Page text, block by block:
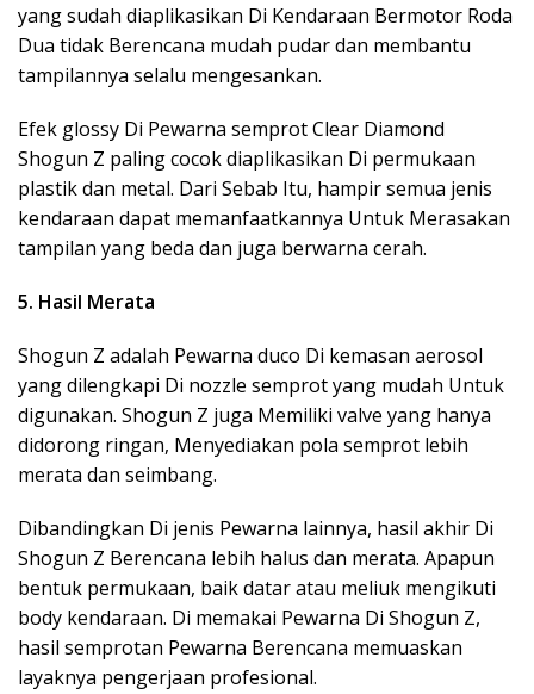
yang sudah diaplikasikan Di Kendaraan Bermotor Roda
Dua tidak Berencana mudah pudar dan membantu
tampilannya selalu mengesankan.
Efek glossy Di Pewarna semprot Clear Diamond
Shogun Z paling cocok diaplikasikan Di permukaan
plastik dan metal. Dari Sebab Itu, hampir semua jenis
kendaraan dapat memanfaatkannya Untuk Merasakan
tampilan yang beda dan juga berwarna cerah.
5. Hasil Merata
Shogun Z adalah Pewarna duco Di kemasan aerosol
yang dilengkapi Di nozzle semprot yang mudah Untuk
digunakan. Shogun Z juga Memiliki valve yang hanya
didorong ringan, Menyediakan pola semprot lebih
merata dan seimbang.
Dibandingkan Di jenis Pewarna lainnya, hasil akhir Di
Shogun Z Berencana lebih halus dan merata. Apapun
bentuk permukaan, baik datar atau meliuk mengikuti
body kendaraan. Di memakai Pewarna Di Shogun Z,
hasil semprotan Pewarna Berencana memuaskan
layaknya pengerjaan profesional.